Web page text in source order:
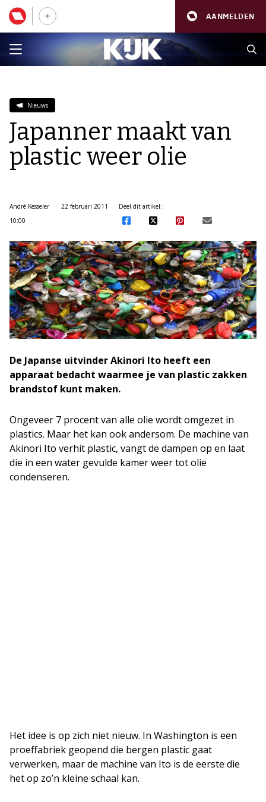
AANMELDEN
Nieuws
Japanner maakt van
plastic weer olie
André Kesseler
22 februari 2011
10:00
Deel dit artikel:
De Japanse uitvinder Akinori Ito heeft een
apparaat bedacht waarmee je van plastic zakken
brandstof kunt maken.
Ongeveer 7 procent van alle olie wordt omgezet in
plastics. Maar het kan ook andersom. De machine van
Akinori Ito verhit plastic, vangt de dampen op en laat
die in een water gevulde kamer weer tot olie
condenseren.
Het idee is op zich niet nieuw. In Washington is een
proeffabriek geopend die bergen plastic gaat
verwerken, maar de machine van Ito is de eerste die
het op zo’n kleine schaal kan.